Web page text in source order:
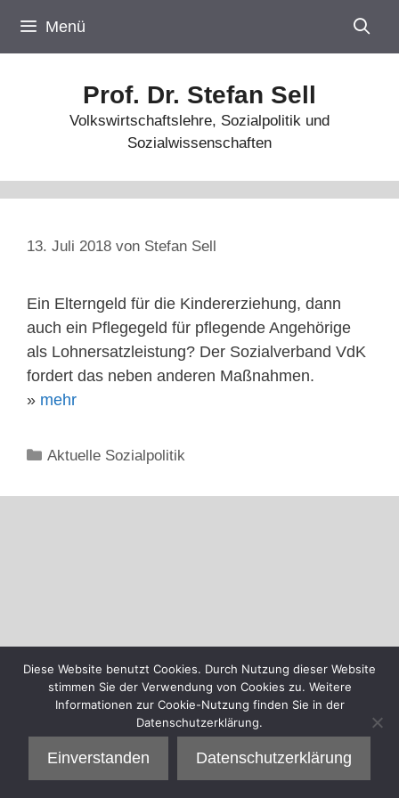
Inhalt
springen
Menü
Prof. Dr. Stefan Sell
Volkswirtschaftslehre, Sozialpolitik und
Sozialwissenschaften
13. Juli 2018 von Stefan Sell
Ein Elterngeld für die Kindererziehung, dann
auch ein Pflegegeld für pflegende Angehörige
als Lohnersatzleistung? Der Sozialverband VdK
fordert das neben anderen Maßnahmen.
» mehr
Kategorien
Aktuelle Sozialpolitik
Diese Website benutzt Cookies. Durch Nutzung dieser Website
stimmen Sie der Verwendung von Cookies zu. Weitere
Informationen zur Cookie-Nutzung finden Sie in der
Datenschutzerklärung.
Einverstanden Datenschutzerklärung